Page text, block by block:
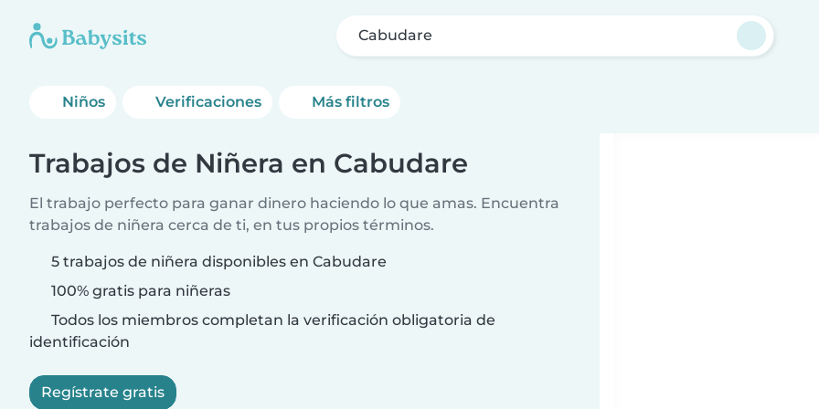
Cabudare
Niños Verificaciones Más filtros
Trabajos de Niñera en Cabudare
El trabajo perfecto para ganar dinero haciendo lo que amas. Encuentra
trabajos de niñera cerca de ti, en tus propios términos.
5 trabajos de niñera disponibles en Cabudare
100% gratis para niñeras
Todos los miembros completan la verificación obligatoria de
identificación
Regístrate gratis